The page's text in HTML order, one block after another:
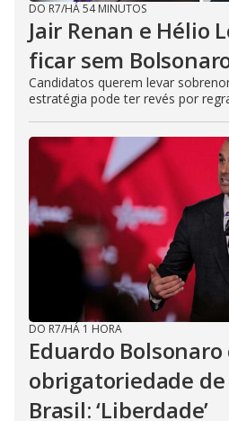
DO R7/HÁ 54 MINUTOS
Jair Renan e Hélio
ficar sem
Candidatos querem levar
estratégia pode ter revés por
DO R7/HÁ 1 HORA
Eduardo
obrigatoriedade
Brasil: ‘Liberdade’